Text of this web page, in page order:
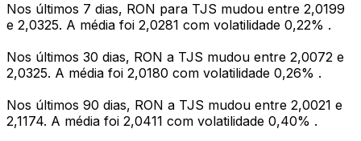
Nos últimos 7 dias, RON para TJS mudou entre 2,0199
e 2,0325. A média foi 2,0281 com volatilidade 0,22% .
Nos últimos 30 dias, RON a TJS mudou entre 2,0072 e
2,0325. A média foi 2,0180 com volatilidade 0,26% .
Nos últimos 90 dias, RON a TJS mudou entre 2,0021 e
2,1174. A média foi 2,0411 com volatilidade 0,40% .